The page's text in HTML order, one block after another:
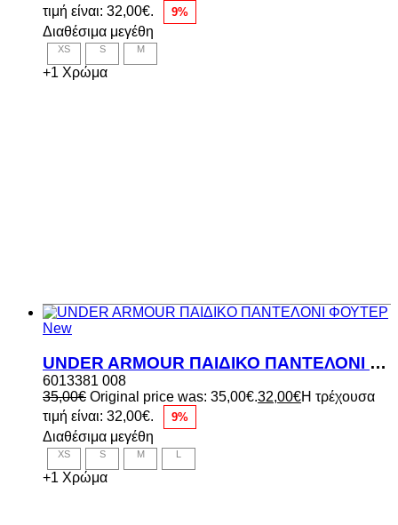
τιμή είναι: 32,00€.
9%
Διαθέσιμα μεγέθη
XS S M
+1 Χρώμα
New
UNDER ARMOUR ΠΑΙΔΙΚΟ ΠΑΝΤΕΛΟΝΙ ΦΟΥΤΕΡ
6013381 008
35,00€ Original price was: 35,00€.32,00€Η τρέχουσα
τιμή είναι: 32,00€.
9%
Διαθέσιμα μεγέθη
XS S M L
+1 Χρώμα